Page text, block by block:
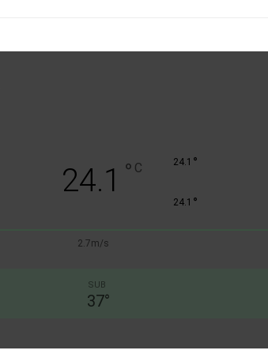
24.1 ° C 24.1 °
24.1 °
2.7m/s
SUB
37°